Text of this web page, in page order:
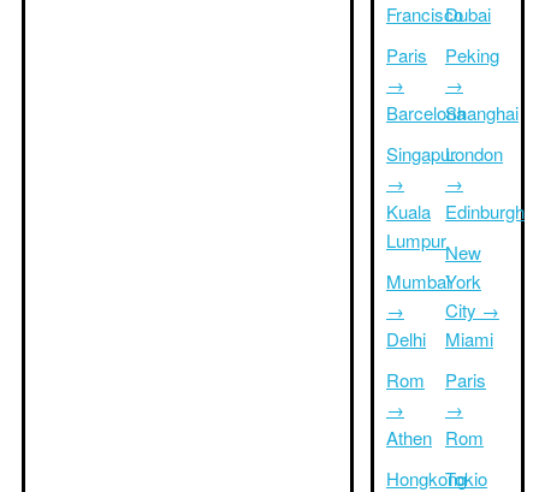
Francisco
Paris
→
Barcelona
Singapur
→
Kuala
Lumpur
Mumbai
→
Delhi
Rom
→
Athen
Hongkong
Dubai
Peking
→
Shanghai
London
→
Edinburgh
New
York
City →
Miami
Paris
→
Rom
Tokio